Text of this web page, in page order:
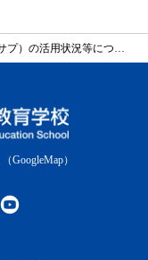
スタディサプリ（スタサプ）の活用状況等について
（GoogleMap）